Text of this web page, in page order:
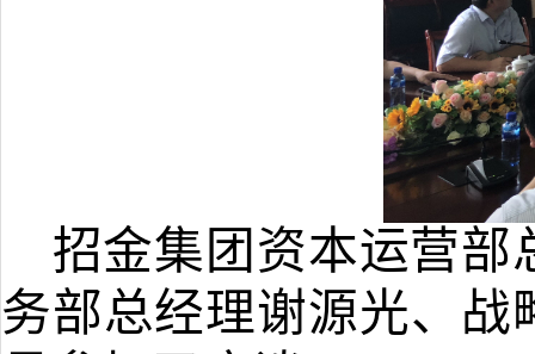
招金集团资本运营部
务部总经理谢源光、